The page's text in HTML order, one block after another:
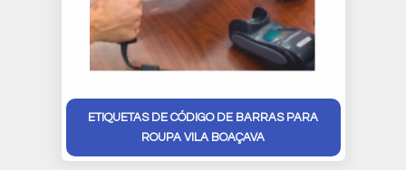
ETIQUETAS DE CÓDIGO DE BARRAS PARA
ROUPA VILA BOAÇAVA